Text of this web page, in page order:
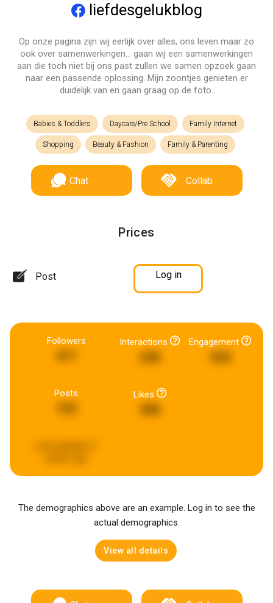
liefdesgelukblog
Op onze pagina zijn wij eerlijk over alles, ons leven maar zo
ook over samenwerkingen… gaan wij een samenwerkingen
aan die toch niet bij ons past zullen we samen opzoek gaan
naar een passende oplossing. Mijn zoontjes genieten er
duidelijk van en gaan graag op de foto.
Babies & Toddlers Daycare/Pre School Family Internet
Shopping Beauty & Fashion Family & Parenting
Chat Collab
Prices
Post Log in
Followers Interactions Engagement
Posts Likes
498
The demographics above are an example. Log in to see the
actual demographics.
View all details